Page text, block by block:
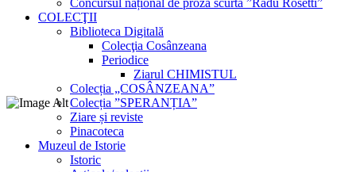
Concursul național de proză scurtă ”Radu Rosetti”
COLECŢII
Biblioteca Digitală
Colecţia Cosânzeana
Periodice
Ziarul CHIMISTUL
Colecția „COSÂNZEANA”
Colecția ”SPERANȚIA”
Ziare și reviste
Pinacoteca
Muzeul de Istorie
Istoric